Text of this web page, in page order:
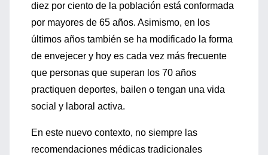
diez por ciento de la población está conformada
por mayores de 65 años. Asimismo, en los
últimos años también se ha modificado la forma
de envejecer y hoy es cada vez más frecuente
que personas que superan los 70 años
practiquen deportes, bailen o tengan una vida
social y laboral activa.
En este nuevo contexto, no siempre las
recomendaciones médicas tradicionales